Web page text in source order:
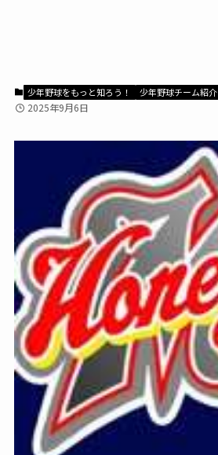
少年野球をもっと知ろう！ 少年野球チーム紹介
2025年9月6日